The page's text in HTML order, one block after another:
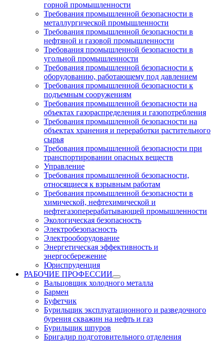
горной промышленности
Требования промышленной безопасности в
металлургической промышленности
Требования промышленной безопасности в
нефтяной и газовой промышленности
Требования промышленной безопасности в
угольной промышленности
Требования промышленной безопасности к
оборудованию, работающему под давлением
Требования промышленной безопасности к
подъемным сооружениям
Требования промышленной безопасности на
объектах газораспределения и газопотребления
Требования промышленной безопасности на
объектах хранения и переработки растительного
сырья
Требования промышленной безопасности при
транспортировании опасных веществ
Управление
Требования промышленной безопасности,
относящиеся к взрывным работам
Требования промышленной безопасности в
химической, нефтехимической и
нефтегазоперерабатывающей промышленности
Экологическая безопасность
Электробезопасность
Электрооборудование
Энергетическая эффективность и
энергосбережение
Юриспруденция
РАБОЧИЕ ПРОФЕССИИ
Вальцовщик холодного металла
Бармен
Буфетчик
Бурильщик эксплуатационного и разведочного
бурения скважин на нефть и газ
Бурильщик шпуров
Бригадир подготовительного отделения